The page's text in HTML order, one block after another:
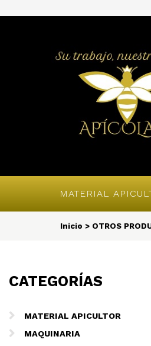
MATERIAL
Inicio > OTROS
CATEGORÍAS
MATERIAL APICULTOR
MAQUINARIA